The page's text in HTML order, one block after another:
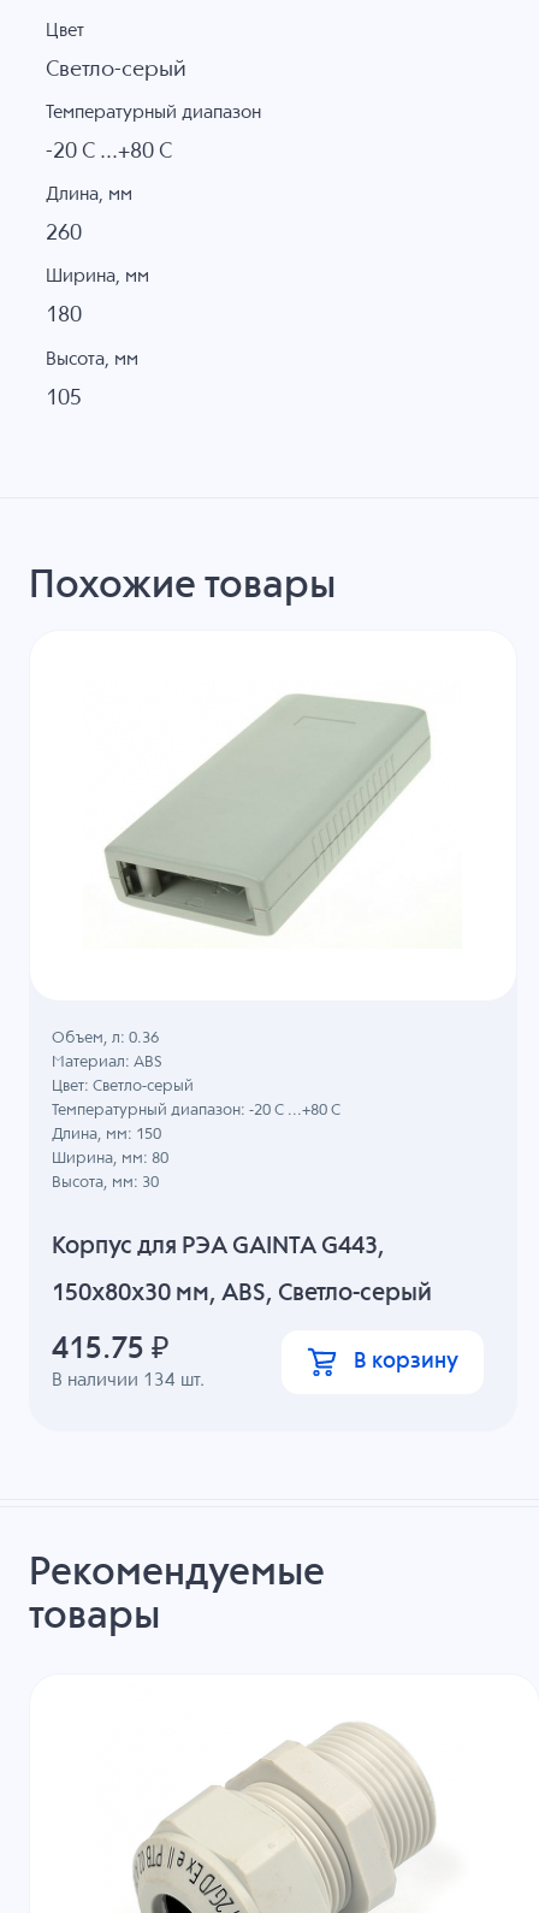
Цвет
Светло-серый
Температурный диапазон
-20 C ...+80 C
Длина, мм
260
Ширина, мм
180
Высота, мм
105
Похожие товары
Корпус для РЭА GAINTA G443,
150x80x30 мм, ABS, Светло-серый
В наличии 134 шт.
Объем, л: 0.36
Материал: ABS
Цвет: Светло-серый
Температурный диапазон: -20 C ...+80 C
Длина, мм: 150
Ширина, мм: 80
Высота, мм: 30
415.75 ₽ В корзину
Рекомендуемые
товары